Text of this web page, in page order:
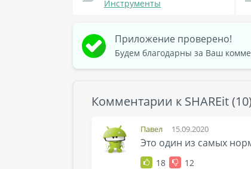
Инструменты
Приложение проверено!
Будем благодарны за Ваш
Комментарии к SHAREit (10)
Павел 15.09.2020
Это один из самых
18 12